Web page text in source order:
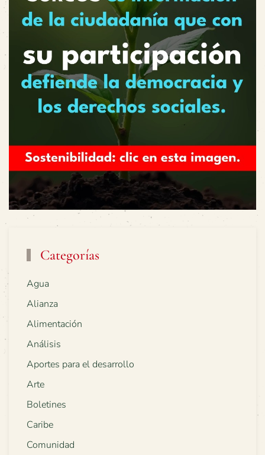
Categorías
Agua
Alianza
Alimentación
Análisis
Aportes para el desarrollo
Arte
Boletines
Caribe
Comunidad